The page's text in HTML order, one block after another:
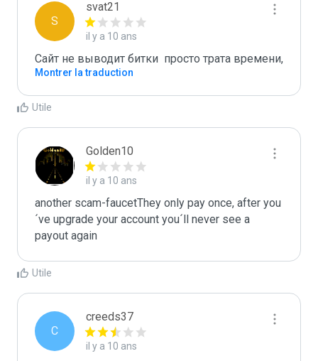
S
svat21
il y a 10 ans
Сайт не выводит битки  просто трата времени,
Montrer la traduction
Utile
Golden10
il y a 10 ans
another scam-faucetThey only pay once, after you
´ve upgrade your account you´ll never see a
payout again
Utile
C
creeds37
il y a 10 ans